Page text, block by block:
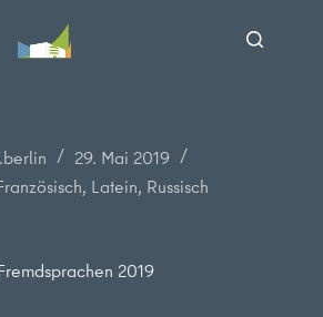
29. Mai 2019
, Latein, Russisch
2019